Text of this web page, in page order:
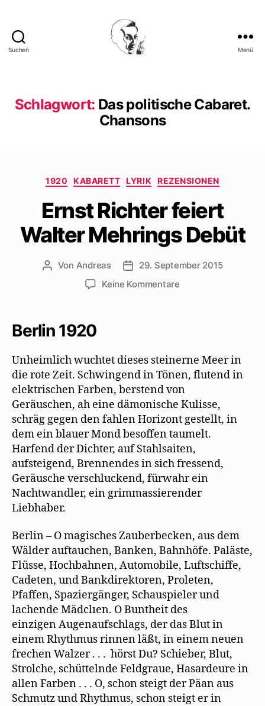
Suchen Menü
Schlagwort: Das politische Cabaret.
Chansons
Kategorien
1920 KABARETT LYRIK REZENSIONEN
Ernst Richter feiert
Walter Mehrings Debüt
Beitragsautor
Von Andreas Beitragsdatum
29. September 2015
Keine Kommentarezu
Debüt
Berlin 1920
Unheimlich wuchtet dieses steinerne Meer in
die rote Zeit. Schwingend in Tönen, ﬂutend in
elektrischen Farben, berstend von
Geräuschen, ah eine dämonische Kulisse,
schräg gegen den fahlen Horizont gestellt, in
dem ein blauer Mond besoffen taumelt.
Harfend der Dichter, auf Stahlsaiten,
aufsteigend, Brennendes in sich fressend,
Geräusche verschluckend, fürwahr ein
Nachtwandler, ein grimmassierender
Liebhaber.
Berlin – O magisches Zauberbecken, aus dem
Wälder auftauchen, Banken, Bahnhöfe. Paläste,
Flüsse, Hochbahnen, Automobile, Luftschiffe,
Cadeten, und Bankdirektoren, Proleten,
Pfaffen, Spaziergänger, Schauspieler und
lachende Mädclıen. O Buntheit des
einzigen Augenaufschlags, der das Blut in
einem Rhythmus rinnen läßt, in einem neuen
frechen Walzer . . . hörst Du? Schieber, Blut,
Strolche, schüttelnde Feldgraue, Hasardeure in
allen Farben . . . O, schon steigt der Päan aus
Schmutz und Rhythmus, schon steigt er in